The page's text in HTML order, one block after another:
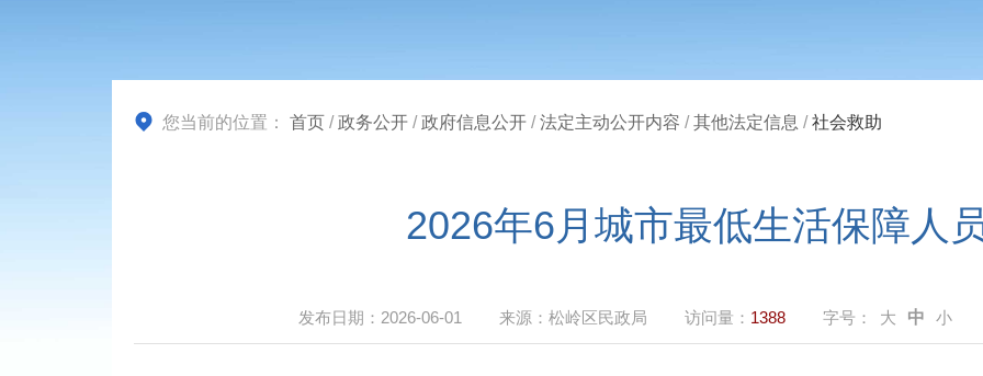
您当前的位置： 首页 /政务公开 /政府信息公开 /法定主动公开内容 /其他法定信息 /社会救助
2026年6月城市最低生活保障人
发布日期： 2026-06-01 来源： 松岭区民政局 访问量： 1388 字号： 大 中 小